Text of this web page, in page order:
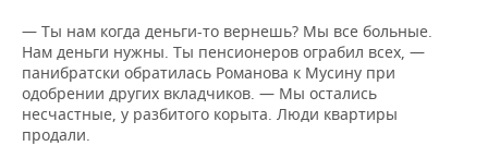
— Ты нам когда деньги-то вернешь? Мы все больные.
Нам деньги нужны. Ты пенсионеров ограбил всех, —
панибратски обратилась Романова к Мусину при
одобрении других вкладчиков. — Мы остались
несчастные, у разбитого корыта. Люди квартиры
продали.